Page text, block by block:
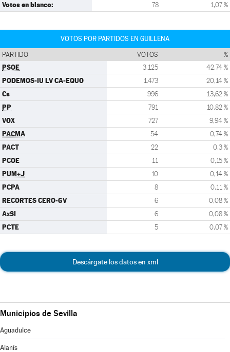
Votos en blanco: 78 1,07 %
VOTOS POR PARTIDOS EN GUILLENA
PARTIDO VOTOS %
PSOE 3.125 42,74 %
PODEMOS-IU LV CA-EQUO 1.473 20,14 %
Cs 996 13,62 %
PP 791 10,82 %
VOX 727 9,94 %
PACMA 54 0,74 %
PACT 22 0,3 %
PCOE 11 0,15 %
PUM+J 10 0,14 %
PCPA 8 0,11 %
RECORTES CERO-GV 6 0,08 %
AxSI 6 0,08 %
PCTE 5 0,07 %
Descárgate los datos en xml
Municipios de Sevilla
Aguadulce
Alanís